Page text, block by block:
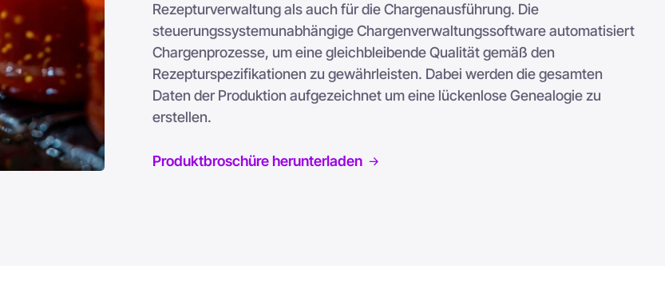
Rezepturverwaltung als auch für die Chargenausführung. Die
steuerungssystemunabhängige Chargenverwaltungssoftware automatisiert
Chargenprozesse, um eine gleichbleibende Qualität gemäß den
Rezepturspezifikationen zu gewährleisten. Dabei werden die gesamten
Daten der Produktion aufgezeichnet um eine lückenlose Genealogie zu
erstellen.
Produktbroschüre herunterladen